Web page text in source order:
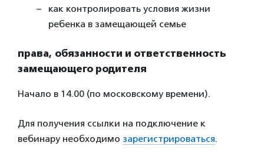
как контролировать условия жизни
ребенка в замещающей семье
права, обязанности и ответственность
замещающего родителя
Начало в 14.00 (по московскому времени).
Для получения ссылки на подключение к
вебинару необходимо зарегистрироваться.